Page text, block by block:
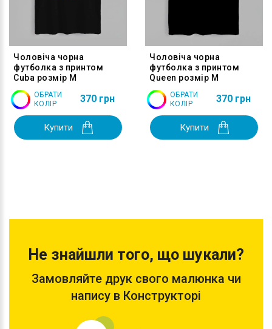
Чоловіча чорна
футболка з принтом
Cuba розмір M
ОБРАТИ
КОЛІР
370 грн
Купити
Чоловіча чорна
футболка з принтом
Queen розмір M
ОБРАТИ
КОЛІР
370 грн
Купити
Не знайшли того, що шукали?
Замовляйте друк свого малюнка чи
напису в Конструкторі